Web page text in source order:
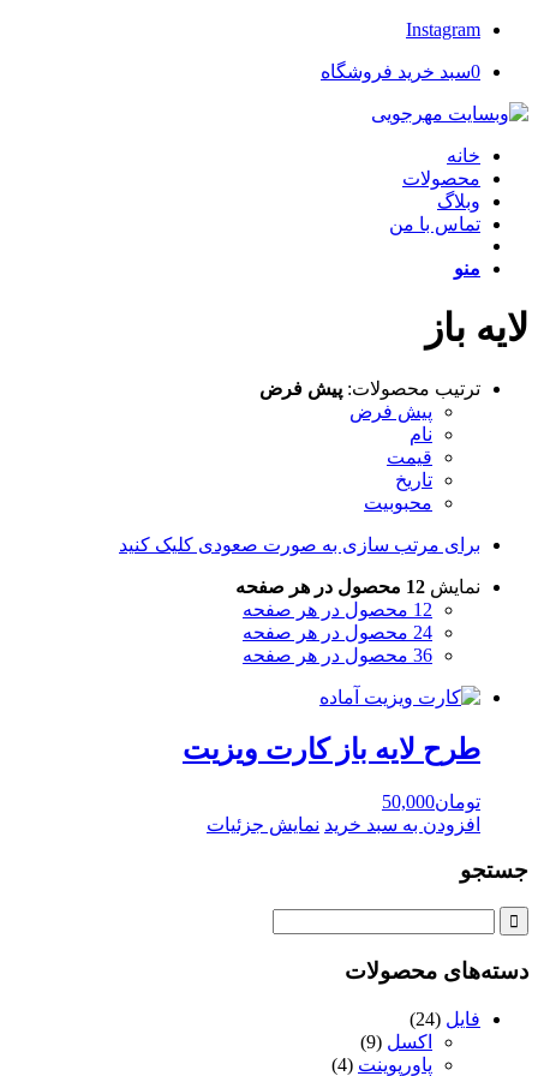
Instagram
0سبد خرید فروشگاه
خانه
محصولات
وبلاگ
تماس با من
منو
لایه باز
ترتیب محصولات: پیش فرض
پیش فرض
نام
قیمت
تاریخ
محبوبیت
برای مرتب سازی به صورت صعودی کلیک کنید
نمایش 12 محصول در هر صفحه
12 محصول در هر صفحه
24 محصول در هر صفحه
36 محصول در هر صفحه
طرح لايه باز کارت ويزيت
تومان50,000
افزودن به سبد خرید نمایش جزئیات
جستجو
دسته‌های محصولات
فایل (24)
اکسل (9)
پاورپوینت (4)